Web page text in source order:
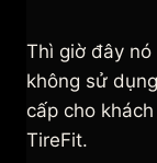
Thì giờ đây
không sử
cấp cho
TireFit.